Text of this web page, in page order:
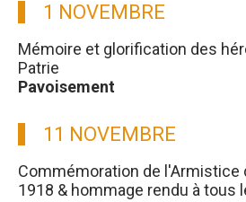
1 NOVEMBRE
Mémoire et glorification des
Patrie
Pavoisement
11 NOVEMBRE
Commémoration de l'Armistice
1918 & hommage rendu à tous